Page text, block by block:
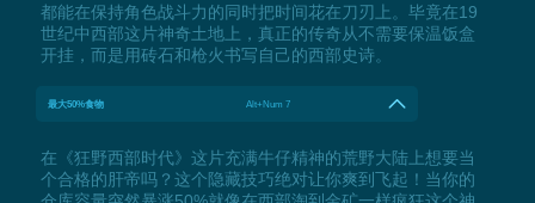
都能在保持角色战斗力的同时把时间花在刀刃上。毕竟在19
世纪中西部这片神奇土地上，真正的传奇从不需要保温饭盒
开挂，而是用砖石和枪火书写自己的西部史诗。
最大50%食物 Alt+Num 7
在《狂野西部时代》这片充满牛仔精神的荒野大陆上想要当
个合格的肝帝吗？这个隐藏技巧绝对让你爽到飞起！当你的